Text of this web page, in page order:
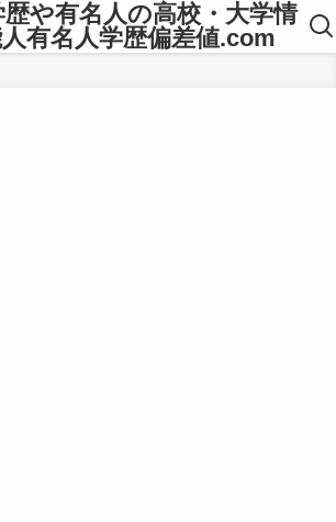
や有名人の高校・大学情
有名人学歴偏差値.com